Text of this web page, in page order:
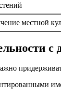
местной
с